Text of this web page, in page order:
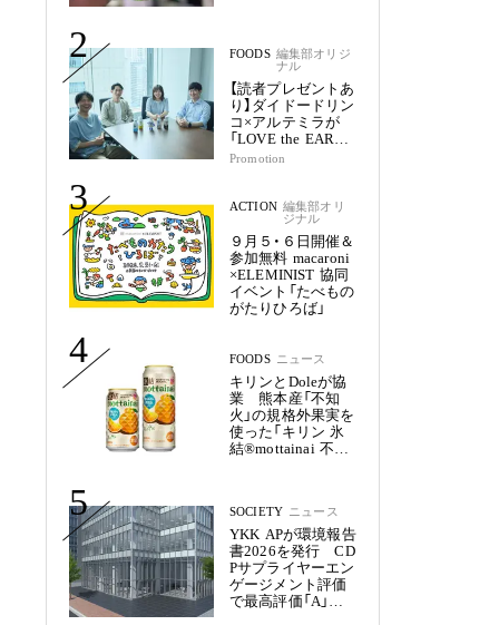
2 FOODS 編集部オリジ
ナル
【読者プレゼントあ
り】ダイドードリン
コ×アルテミラが
「LOVE the EARTH
シリーズ」で目指す
Promotion
3 ACTION 編集部オリ
ジナル
９月５・６日開催＆
参加無料 macaroni
×ELEMINIST 協同
イベント「たべもの
がたりひろば」
4 FOODS ニュース
キリンとDoleが協
業 熊本産「不知
火」の規格外果実を
使った「キリン 氷
結®mottainai 不知
5 SOCIETY ニュース
YKK APが環境報告
書2026を発行 CD
Pサプライヤーエン
ゲージメント評価
で最高評価「A」を